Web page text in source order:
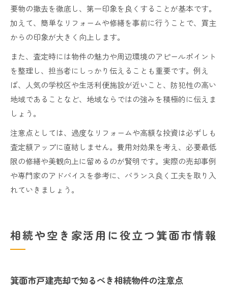
要物の撤去を徹底し、第一印象を良くすることが基本です。
加えて、簡単なリフォームや修繕を事前に行うことで、買主
からの印象が大きく向上します。
また、査定時には物件の魅力や周辺環境のアピールポイント
を整理し、担当者にしっかり伝えることも重要です。例え
ば、人気の学校区や生活利便施設が近いこと、防犯性の高い
地域であることなど、地域ならではの強みを積極的に伝えま
しょう。
注意点としては、過度なリフォームや高額な投資は必ずしも
査定額アップに直結しません。費用対効果を考え、必要最低
限の修繕や美観向上に留めるのが賢明です。実際の売却事例
や専門家のアドバイスを参考に、バランス良く工夫を取り入
れていきましょう。
相続や空き家活用に役立つ箕面市情報
箕面市戸建売却で知るべき相続物件の注意点